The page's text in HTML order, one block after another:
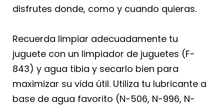
disfrutes donde, como y cuando quieras.
Recuerda limpiar adecuadamente tu
juguete con un limpiador de juguetes (F-
843) y agua tibia y secarlo bien para
maximizar su vida útil. Utiliza tu lubricante a
base de agua favorito (N-506, N-996, N-